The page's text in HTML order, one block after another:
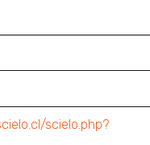
scielo.php?